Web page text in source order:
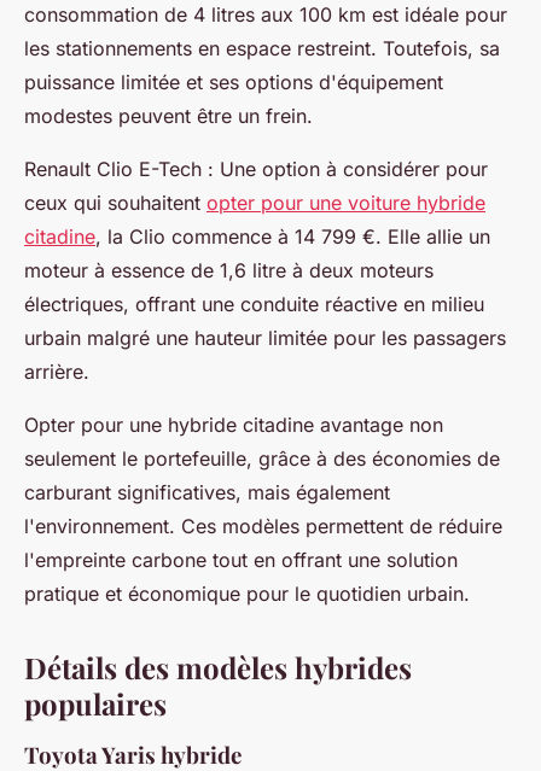
consommation de 4 litres aux 100 km est idéale pour
les stationnements en espace restreint. Toutefois, sa
puissance limitée et ses options d'équipement
modestes peuvent être un frein.
Renault Clio E-Tech : Une option à considérer pour
ceux qui souhaitent opter pour une voiture hybride
citadine, la Clio commence à 14 799 €. Elle allie un
moteur à essence de 1,6 litre à deux moteurs
électriques, offrant une conduite réactive en milieu
urbain malgré une hauteur limitée pour les passagers
arrière.
Opter pour une hybride citadine avantage non
seulement le portefeuille, grâce à des économies de
carburant significatives, mais également
l'environnement. Ces modèles permettent de réduire
l'empreinte carbone tout en offrant une solution
pratique et économique pour le quotidien urbain.
Détails des modèles hybrides
populaires
Toyota Yaris hybride